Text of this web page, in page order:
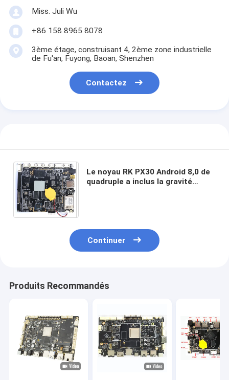
Miss. Juli Wu
+86 158 8965 8078
3ème étage, construisant 4, 2ème zone industrielle
de Fu'an, Fuyong, Baoan, Shenzhen
Contactez
Le noyau RK PX30 Android 8,0 de
quadruple a inclus la gravité
Continuer
Produits Recommandés